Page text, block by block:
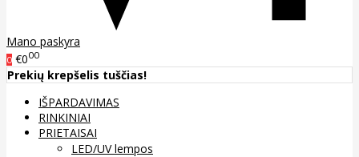
Mano paskyra
0 €000
Prekių krepšelis tuščias!
IŠPARDAVIMAS
RINKINIAI
PRIETAISAI
LED/UV lempos